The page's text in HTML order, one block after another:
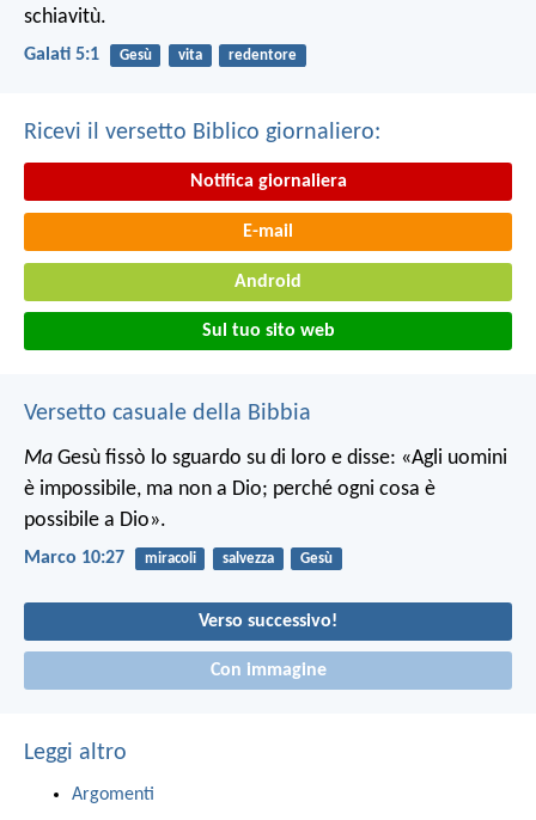
schiavitù.
Galati 5:1 Gesù vita redentore
Ricevi il versetto Biblico giornaliero:
Notifica giornaliera
E-mail
Android
Sul tuo sito web
Versetto casuale della Bibbia
Ma Gesù fissò lo sguardo su di loro e disse: «Agli uomini
è impossibile, ma non a Dio; perché ogni cosa è
possibile a Dio».
Marco 10:27 miracoli salvezza Gesù
Verso successivo!
Con immagine
Leggi altro
Argomenti